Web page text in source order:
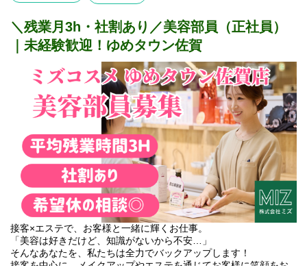
①4時間勤務（休憩なし）10:30〜14:30 ／ 17:00〜21:00
③6時間勤務（休憩60分）10:30〜17:30 ／ 14:00〜21:00
④7時間勤務（休憩60分）10:30〜18:30 ／ 14:00〜21:00
⑤8時間勤務（休憩60分）中番：10:30〜19:30（or 11:00〜
20:00）／遅番：12:00〜21:00
1) 従事すべき業務の変更の範囲
変更なし
2) 就業場所の変更の範囲
変更なし
3) 有期労働契約を更新する場合の基準
更新の有無 （更新する場合がある）
※契約の更新は次のいずれかの項目または総合的に勘案し判断す
・契約期間満了時の業務量
・業務能力、勤務成績、勤務態度、勤務状態、労働時間
・会社の経営状況
充実した研修をご用意していますので、新しいブランドでもスム
ーズに馴染んでいただけます。
これまでの経験をベースに、ゆくゆくは店舗メンバーへのサポー
トや、より魅力的な売場作りなどにもアイデアを活かすことがで
きる環境です。
＊ 安心して長く働ける環境＊
残業はほぼなし☆彡！希望休の相談OK！
シフト制ですが、プライベートな予定もしっかり考慮します。
<業務内容>
●無料肌診断
●お肌のお悩み相談
●無料スキンケア体感
​●無料メイク体感
●レジ・電話対応
●カルテ・伝票の整理 など
＜その他補足＞
1) 従事すべき業務の変更の範囲
変更なし
＼残業月3h・社割あり／美容部員（正社員）
｜未経験歓迎！ゆめタウン佐賀
接客×エステで、お客様と一緒に輝くお仕事。
「美容は好きだけど、知識がないから不安…」
そんなあなたを、私たちは全力でバックアップします！
接客を中心に、メイクアップやエステを通じてお客様に笑顔をお